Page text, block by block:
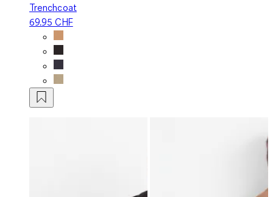
Trenchcoat
69.95 CHF